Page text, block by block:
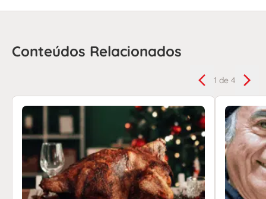
Conteúdos Relacionados
1 de 4